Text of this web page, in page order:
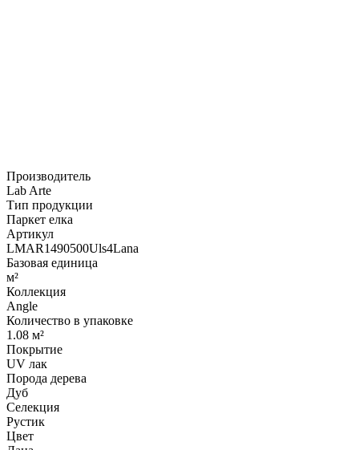
Производитель
Lab Arte
Тип продукции
Паркет елка
Артикул
LMAR1490500Uls4Lana
Базовая единица
м²
Коллекция
Angle
Количество в упаковке
1.08 м²
Покрытие
UV лак
Порода дерева
Дуб
Селекция
Рустик
Цвет